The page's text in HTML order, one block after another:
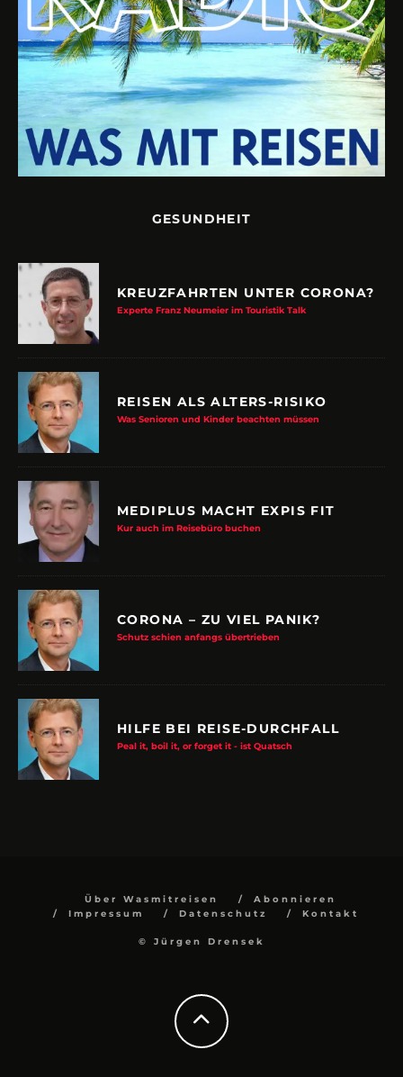
GESUNDHEIT
KREUZFAHRTEN UNTER CORONA?
Experte Franz Neumeier im Touristik Talk
REISEN ALS ALTERS-RISIKO
Was Senioren und Kinder beachten müssen
MEDIPLUS MACHT EXPIS FIT
Kur auch im Reisebüro buchen
CORONA – ZU VIEL PANIK?
Schutz schien anfangs übertrieben
HILFE BEI REISE-DURCHFALL
Peal it, boil it, or forget it - ist Quatsch
Über Wasmitreisen
Abonnieren
Impressum
Datenschutz Kontakt
© Jürgen Drensek